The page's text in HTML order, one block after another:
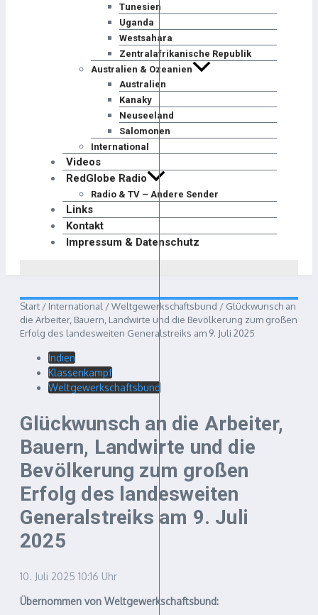
Tunesien
Uganda
Westsahara
Zentralafrikanische Republik
Australien & Ozeanien
Australien
Kanaky
Neuseeland
Salomonen
International
Videos
RedGlobe Radio
Radio & TV – Andere Sender
Links
Kontakt
Impressum & Datenschutz
Start / International /Weltgewerkschaftsbund / Glückwunsch an
die Arbeiter, Bauern, Landwirte und die Bevölkerung zum großen
Erfolg des landesweiten Generalstreiks am 9. Juli 2025
Indien
Klassenkampf
Weltgewerkschaftsbund
Glückwunsch an die Arbeiter,
Bauern, Landwirte und die
Bevölkerung zum großen
Erfolg des landesweiten
Generalstreiks am 9. Juli
2025
10. Juli 2025 10:16 Uhr
Übernommen von Weltgewerkschaftsbund: